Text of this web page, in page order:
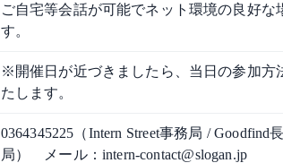
ご自宅等会話が可能でネット環境の良好な
す。
※開催日が近づきましたら、当日の参加方
たします。
0364345225（Intern Street事務局 / Goodfind
局） メール：intern-contact@slogan.jp